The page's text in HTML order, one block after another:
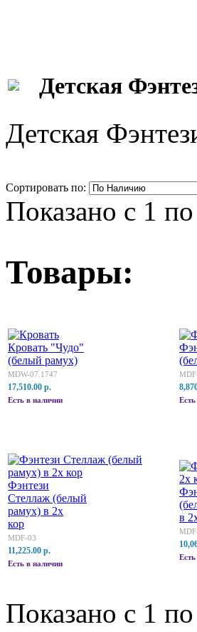
Детская
Детская
Сортировать по:
Показано с 1
Товары:
Кровать "Чудо"
(белый рамух)
MDW-07.1747
17,510.00 р.
Есть в наличии
Фэнтези
Стеллаж (белый
рамух) в 2х
кор
MDF-03
11,225.00 р.
Есть в наличии
в
Показано с 1